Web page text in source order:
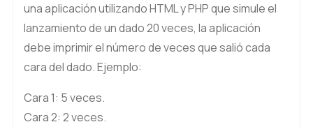
una aplicación utilizando HTML y PHP que simule el
lanzamiento de un dado 20 veces, la aplicación
debe imprimir el número de veces que salió cada
cara del dado. Ejemplo:
Cara 1: 5 veces.
Cara 2: 2 veces.